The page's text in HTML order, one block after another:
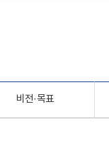
비전·목표